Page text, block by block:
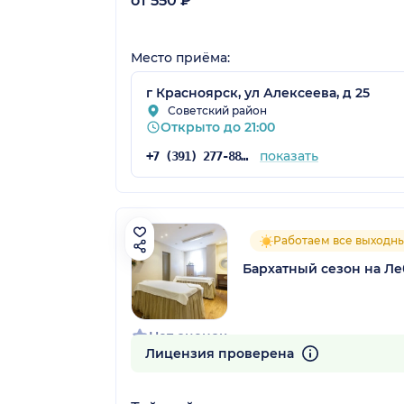
Место приёма:
г Красноярск, ул Алексеева, д 25
Советский район
Открыто до 21:00
+7 (391) 277-88-30 показать
Нет оценок
Работаем все
Бархатный сезон на
Лицензия проверена